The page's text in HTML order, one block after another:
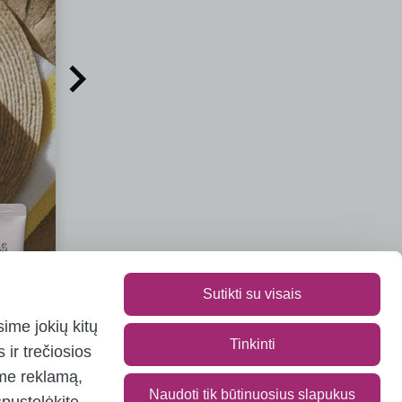
jokių kitų
ir trečiosios
reklamą,
Sutikti su visais
Tinkinti
Naudoti tik būtinuosius slapukus